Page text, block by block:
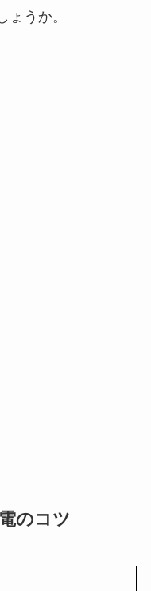
うか。
のコツ